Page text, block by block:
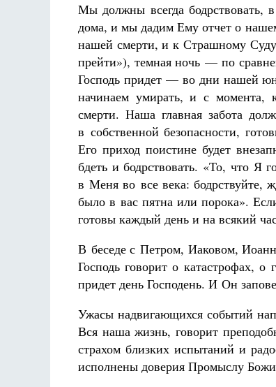
Мы должны всегда бодрствовать,
дома, и мы дадим Ему отчет о
нашей смерти, и к Страшному
прейти»), темная ночь — по
Господь придет — во дни нашей
начинаем умирать, и с момента,
смерти. Наша главная забота
в собственной безопасности,
Его приход поистине будет
бдеть и бодрствовать. «То, что Я
в Меня во все века: бодрствуйте,
было в вас пятна или порока».
готовы каждый день и на всякий
В беседе с Петром, Иаковом,
Господь говорит о катастрофах,
придет день Господень. И Он
Ужасы надвигающихся событий
Вся наша жизнь, говорит
страхом близких испытаний и
исполнены доверия Промыслу